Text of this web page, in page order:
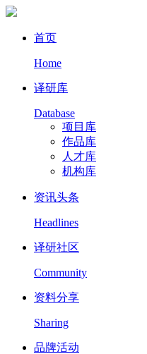
首页
Home
译研库
Database
项目库
作品库
人才库
机构库
资讯头条
Headlines
译研社区
Community
资料分享
Sharing
品牌活动